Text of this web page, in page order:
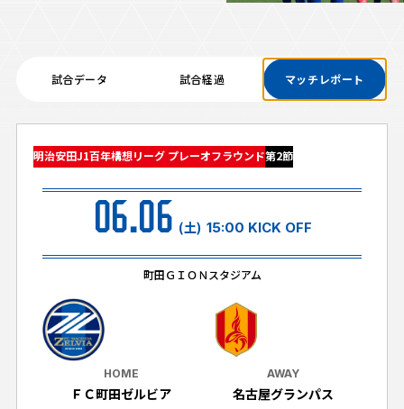
ファンクラブ
グッズ
メディア
ホームタウン活動
アカデミー
試合情報トップ
試合データ
試合日程・結果
順位表・ゴールランキング
観戦するトップ
チケットを買う
チケット購入
チケット販売スケジュール
️スタジアムを知る
スタジアムアクセス
クラブを知る
クラブを知るトップ
ＦＣ町田ゼルビアについて
選手・スタッフ紹介
ファンクラブ
クラブゼルビスタへの入会
シーズンシート
グッズを買う
グッズを買うトップ
オンラインストア
試合データ 試合経過 マッチレポート
明治安田J1百年構想リーグ プレーオフラウンド第2節
HOME
ＦＣ町田ゼルビア
06.06 (土) 15:00 KICK OFF
町田ＧＩＯＮスタジアム
AWAY
名古屋グランパス